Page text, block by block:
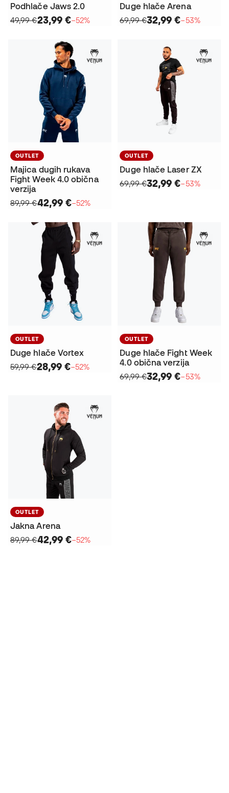
Podhlače Jaws 2.0
49,99 €23,99 €−52%
Duge hlače Arena
69,99 €32,99 €−53%
OUTLET
Majica dugih rukava
Fight Week 4.0 obična
verzija
89,99 €42,99 €−52%
OUTLET
Duge hlače Laser ZX
69,99 €32,99 €−53%
OUTLET
Duge hlače Vortex
59,99 €28,99 €−52%
OUTLET
Duge hlače Fight Week
4.0 obična verzija
69,99 €32,99 €−53%
OUTLET
Jakna Arena
89,99 €42,99 €−52%